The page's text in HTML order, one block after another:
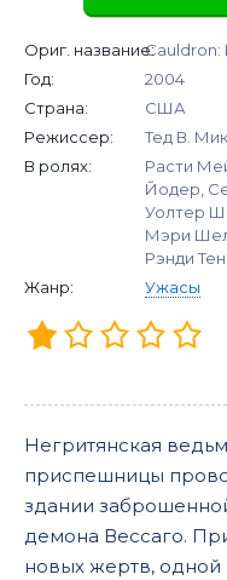
Ориг. название:Cauldron:
Год:
2004
Страна:
США
Режиссер:
Тед В.
В ролях:
Расти
Йодер,
Уолтер
Мэри
Рэнди
Жанр:
Ужасы
Негритянская
приспешницы
здании
демона Вессаго.
новых жертв, одной